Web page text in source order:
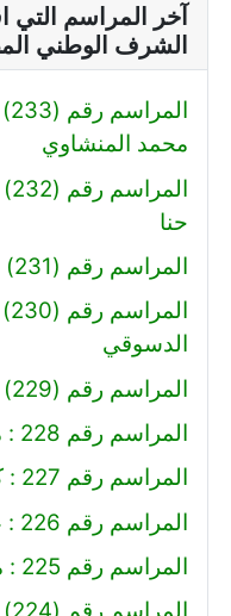
آخر المراسم
الشرف الوطني
محمد المنشاوي
حنا
المراسم رقم (231) : رضا ذكي محمد
الدسوقي
المراسم رقم (229) : أميرة فكري أحمد
المراسم رقم 228 : محمد حلمي نصار
المراسم رقم 227 : كريم سالم درويش
المراسم رقم 226 : عمرو خالد حسين
المراسم رقم 225 : محمود جمال منتصر